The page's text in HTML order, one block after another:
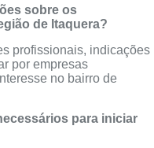
sobre os
de Itaquera?
profissionais, indicações
por empresas
no bairro de
para iniciar